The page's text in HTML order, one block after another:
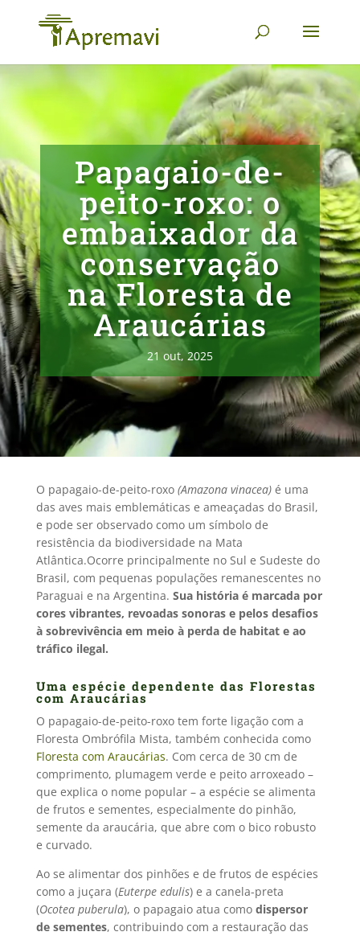
Papagaio-de-
peito-roxo: o
embaixador da
conservação
na Floresta de
Araucárias
21 out, 2025
O papagaio-de-peito-roxo (Amazona vinacea)é uma
das aves mais emblemáticas e ameaçadas do Brasil,
e pode ser observado como um símbolo de
resistência da biodiversidade na Mata
Atlântica.Ocorre principalmente no Sul e Sudeste do
Brasil, com pequenas populações remanescentes no
Paraguai e na Argentina. Sua história é marcada por
cores vibrantes, revoadas sonoras e pelos desafios
à sobrevivência em meio à perda de habitat e ao
tráfico ilegal.
Uma espécie dependente das Florestas
com Araucárias
O papagaio-de-peito-roxo tem forte ligação com a
Floresta Ombrófila Mista, também conhecida como
Floresta com Araucárias. Com cerca de 30 cm de
comprimento, plumagem verde e peito arroxeado –
que explica o nome popular – a espécie se alimenta
de frutos e sementes, especialmente do pinhão,
semente da araucária, que abre com o bico robusto
e curvado.
Ao se alimentar dos pinhões e de frutos de espécies
como a juçara (Euterpe edulis) e a canela-preta
(Ocotea puberula), o papagaio atua como dispersor
de sementes, contribuindo com a restauração das